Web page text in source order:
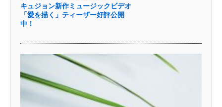
キュジョン新作ミュージックビデオ
「愛を描く」ティーザ​ー好評公開
中！